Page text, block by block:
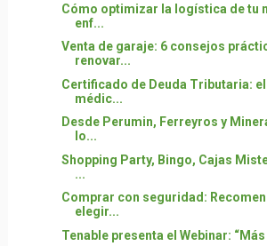
Cómo optimizar la logística de tu
enf...
Venta de garaje: 6 consejos
renovar...
Certificado de Deuda Tributaria: el
médic...
Desde Perumin, Ferreyros y
lo...
Shopping Party, Bingo, Cajas
...
Comprar con seguridad:
elegir...
Tenable presenta el Webinar: